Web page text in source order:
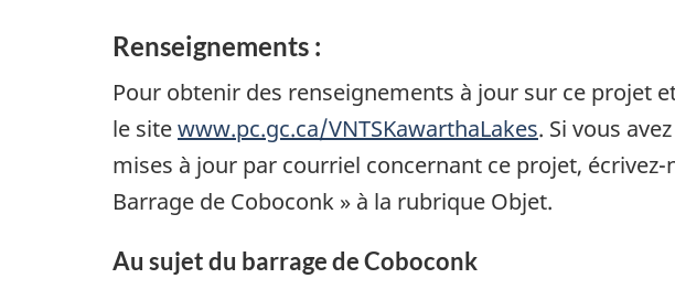
Renseignements :
Pour obtenir des renseignements à jour sur ce projet
le sitewww.pc.gc.ca/VNTSKawarthaLakes. Si vous
mises à jour par courriel concernant ce projet, écrivez-
Barrage de Coboconk » à la rubrique Objet.
Au sujet du barrage de Coboconk